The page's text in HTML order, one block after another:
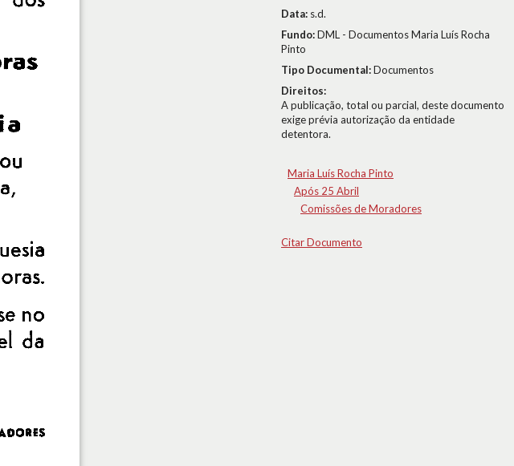
Data: s.d.
Fundo:DML - Documentos Maria Luís Rocha
Pinto
Tipo Documental:Documentos
Direitos:
A publicação, total ou parcial, deste documento
exige prévia autorização da entidade
detentora.
Maria Luís Rocha Pinto
Após 25 Abril
Comissões de Moradores
Citar Documento